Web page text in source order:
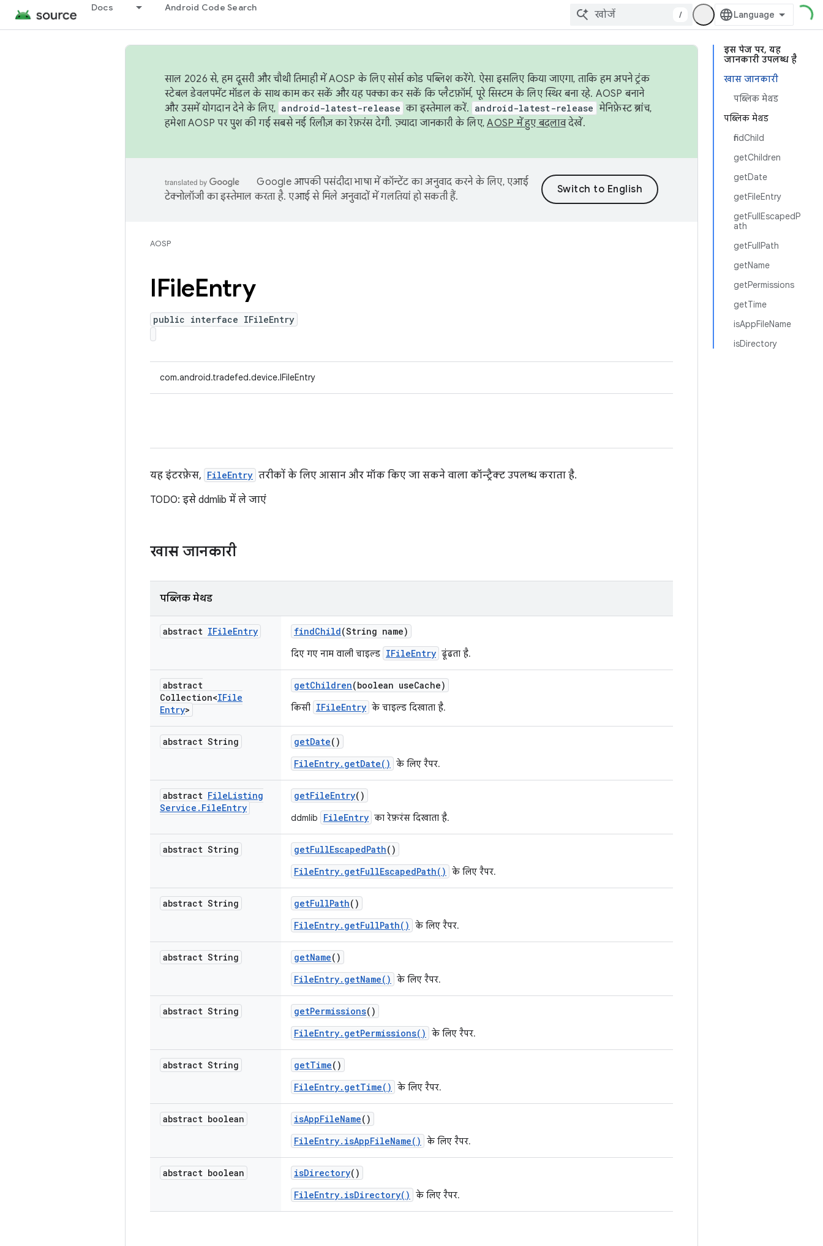
Docs Android Code Search
/
इस पेज पर, यह
जानकारी उपलब्ध है
खास जानकारी
पब्लिक मेथड
पब्लिक मेथड
findChild
getChildren
getDate
getFileEntry
getFullEscapedP
ath
getFullPath
getName
getPermissions
getTime
isAppFileName
isDirectory
साल 2026 से, हम दूसरी और चौथी तिमाही में AOSP के लिए सोर्स कोड पब्लिश करेंगे. ऐसा इसलिए किया जाएगा, ताकि हम अपने ट्रंक
स्टेबल डेवलपमेंट मॉडल के साथ काम कर सकें और यह पक्का कर सकें कि प्लैटफ़ॉर्म, पूरे सिस्टम के लिए स्थिर बना रहे. AOSP बनाने
और उसमें योगदान देने के लिए, android-latest-release का इस्तेमाल करें. android-latest-release मेनिफ़ेस्ट ब्रांच,
हमेशा AOSP पर पुश की गई सबसे नई रिलीज़ का रेफ़रंस देगी. ज़्यादा जानकारी के लिए,AOSP में हुए बदलावदेखें.
Google आपकी पसंदीदा भाषा में कॉन्टेंट का अनुवाद करने के लिए, एआई
टेक्नोलॉजी का इस्तेमाल करता है. एआई से मिले अनुवादों में गलतियां हो सकती हैं.
AOSP
IFileEntry
public interface IFileEntry
com.android.tradefed.device.IFileEntry
यह इंटरफ़ेस, FileEntry तरीकों के लिए आसान और मॉक किए जा सकने वाला कॉन्ट्रैक्ट उपलब्ध कराता है.
TODO: इसे ddmlib में ले जाएं
खास जानकारी
पब्लिक मेथड
abstract IFileEntry findChild(String name)
दिए गए नाम वाली चाइल्ड IFileEntry ढूंढता है.
abstract
Collection<IFile
Entry>
getChildren(boolean useCache)
किसी IFileEntry के चाइल्ड दिखाता है.
abstract String getDate()
FileEntry.getDate()
के लिए रैपर.
abstract FileListing
Service . FileEntry
getFileEntry()
ddmlib FileEntry का रेफ़रंस दिखाता है.
abstract String getFullEscapedPath()
FileEntry.getFullEscapedPath()
के लिए रैपर.
abstract String getFullPath()
FileEntry.getFullPath()
के लिए रैपर.
abstract String getName()
FileEntry.getName()
के लिए रैपर.
abstract String getPermissions()
FileEntry.getPermissions()
के लिए रैपर.
abstract String getTime()
FileEntry.getTime()
के लिए रैपर.
abstract boolean isAppFileName()
FileEntry.isAppFileName()
के लिए रैपर.
abstract boolean isDirectory()
FileEntry.isDirectory()
के लिए रैपर.